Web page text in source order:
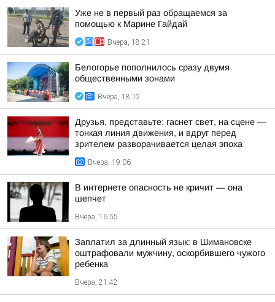
Уже не в первый раз обращаемся за
помощью к Марине Гайдай
Вчера, 18:21
Белогорье пополнилось сразу двумя
общественными зонами
Вчера, 18:12
Друзья, представьте: гаснет свет, на сцене —
тонкая линия движения, и вдруг перед
зрителем разворачивается целая эпоха
Вчера, 19:06
В интернете опасность не кричит — она
шепчет
Вчера, 16:55
Заплатил за длинный язык: в Шимановске
оштрафовали мужчину, оскорбившего чужого
ребенка
Вчера, 21:42